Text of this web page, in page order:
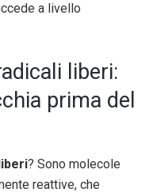
a livello
liberi:
prima del
? Sono molecole
reattive, che